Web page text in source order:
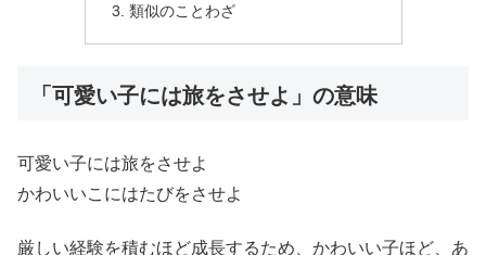
類似のことわざ
「可愛い子には旅をさせよ」の意味
可愛い子には旅をさせよ
かわいいこにはたびをさせよ
厳しい経験を積むほど成長するため、かわいい子ほど、あ